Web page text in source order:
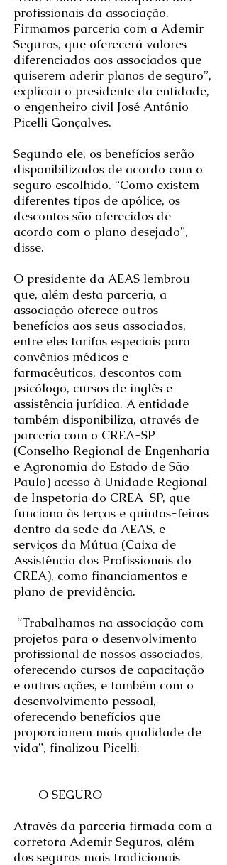
profissionais da associação.
Firmamos parceria com a Ademir
Seguros, que oferecerá valores
diferenciados aos associados que
quiserem aderir planos de seguro”,
explicou o presidente da entidade,
o engenheiro civil José António
Picelli Gonçalves.
Segundo ele, os benefícios serão
disponibilizados de acordo com o
seguro escolhido. “Como existem
diferentes tipos de apólice, os
descontos são oferecidos de
acordo com o plano desejado”,
disse.
O presidente da AEAS lembrou
que, além desta parceria, a
associação oferece outros
benefícios aos seus associados,
entre eles tarifas especiais para
convênios médicos e
farmacêuticos, descontos com
psicólogo, cursos de inglês e
assistência jurídica. A entidade
também disponibiliza, através de
parceria com o CREA-SP
(Conselho Regional de Engenharia
e Agronomia do Estado de São
Paulo) acesso à Unidade Regional
de Inspetoria do CREA-SP, que
funciona às terças e quintas-feiras
dentro da sede da AEAS, e
serviços da Mútua (Caixa de
Assistência dos Profissionais do
CREA), como financiamentos e
plano de previdência.
“Trabalhamos na associação com
projetos para o desenvolvimento
profissional de nossos associados,
oferecendo cursos de capacitação
e outras ações, e também com o
desenvolvimento pessoal,
oferecendo benefícios que
proporcionem mais qualidade de
vida”, finalizou Picelli.
O SEGURO
Através da parceria firmada com a
corretora Ademir Seguros, além
dos seguros mais tradicionais